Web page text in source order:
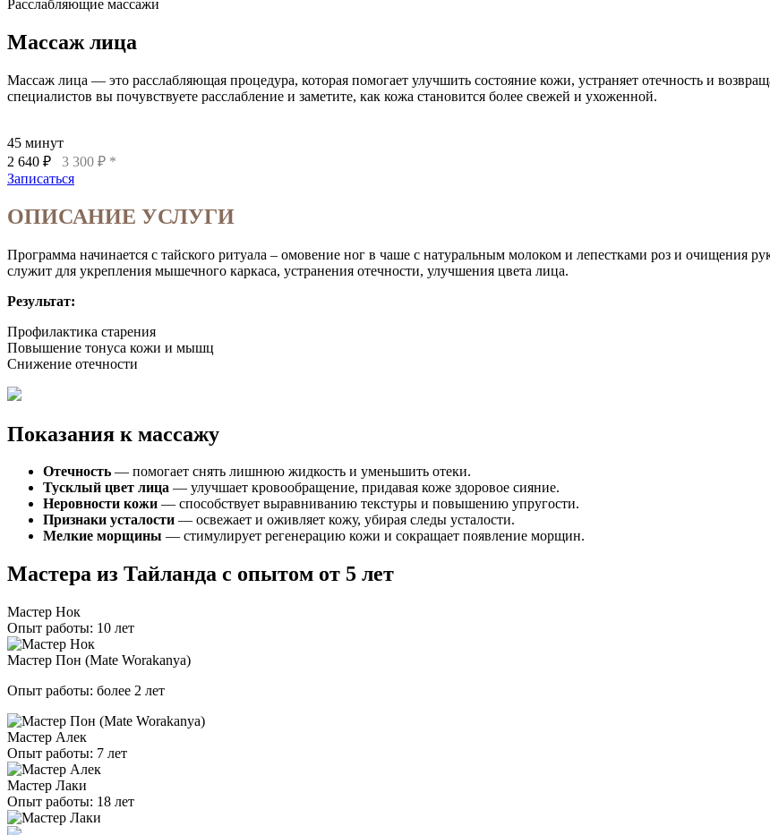
Расслабляющие массажи
Массаж лица
Массаж лица — это расслабляющая процедура, которая помогает улучшить состояние кожи, устраняет отечность и
специалистов вы почувствуете расслабление и заметите, как кожа становится более свежей и ухоженной.
45 минут
2 640 ₽
3 300 ₽ *
Записаться
ОПИСАНИЕ УСЛУГИ
Программа начинается с тайского ритуала – омовение ног в чаше с натуральным молоком и лепестками роз и очищения
служит для укрепления мышечного каркаса, устранения отечности, улучшения цвета лица.
Результат:
Профилактика старения
Повышение тонуса кожи и мышц
Снижение отечности
Показания к массажу
Отечность — помогает снять лишнюю жидкость и уменьшить отеки.
Тусклый цвет лица — улучшает кровообращение, придавая коже здоровое сияние.
Неровности кожи — способствует выравниванию текстуры и повышению упругости.
Признаки усталости — освежает и оживляет кожу, убирая следы усталости.
Мелкие морщины — стимулирует регенерацию кожи и сокращает появление морщин.
Мастера из Тайланда с опытом от 5 лет
Мастер Нок
Опыт работы: 10 лет
Мастер Пон (Mate Worakanya)
Опыт работы: более 2 лет
Мастер Алек
Опыт работы: 7 лет
Мастер Лаки
Опыт работы: 18 лет